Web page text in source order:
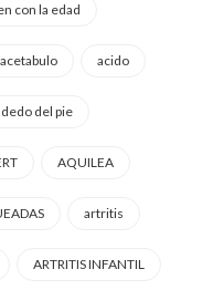
con la edad
acetabulo acido
del pie
AQUILEA
artritis
ARTRITIS INFANTIL